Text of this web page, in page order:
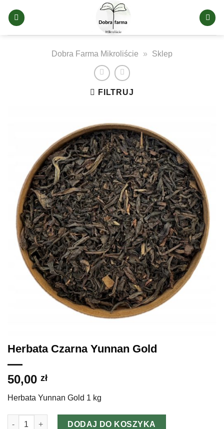
Dobra Farma Mikroliście » Sklep
FILTRUJ
Herbata Czarna Yunnan Gold
50,00 zł
Herbata Yunnan Gold 1 kg
ilość Herbata Czarna Yunnan Gold
DODAJ DO KOSZYKA